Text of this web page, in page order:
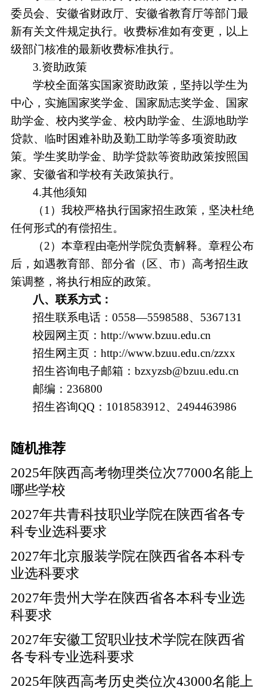
委员会、安徽省财政厅、安徽省教育厅等部门最
新有关文件规定执行。收费标准如有变更，以上
级部门核准的最新收费标准执行。
3.资助政策
学校全面落实国家资助政策，坚持以学生为
中心， 实施国家奖学金、国家励志奖学金、国家
助学金、校内奖学金、校内助学金、生源地助学
贷款、临时困难补助及勤工助学等多项资助政
策。学生奖助学金、助学贷款等资助政策按照国
家、安徽省和学校有关政策执行。
4.其他须知
（1）我校严格执行国家招生政策，坚决杜绝
任何形式的有偿招生。
（2）本章程由亳州学院负责解释。章程公布
后，如遇教育部、部分省（区、市）高考招生政
策调整，将执行相应的政策。
八、联系方式：
招生联系电话： 0558—5598588、5367131
校园网主页： http://www.bzuu.edu.cn
招生网主页： http://www.bzuu.edu.cn/zzxx
招生咨询电子邮箱： bzxyzsb@bzuu.edu.cn
邮编： 236800
招生咨询QQ：1018583912、2494463986
随机推荐
2025年陕西高考物理类位次77000名能上
哪些学校
2027年共青科技职业学院在陕西省各专
科专业选科要求
2027年北京服装学院在陕西省各本科专
业选科要求
2027年贵州大学在陕西省各本科专业选
科要求
2027年安徽工贸职业技术学院在陕西省
各专科专业选科要求
2025年陕西高考历史类位次43000名能上